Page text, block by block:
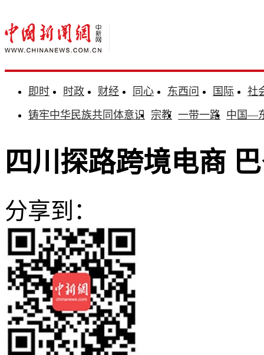
即时 时政 财经 同心 东西问 国际
社
铸牢中华民族共同体意识 宗教 一带一路 中国—
四川探路跨境电商
分享到：